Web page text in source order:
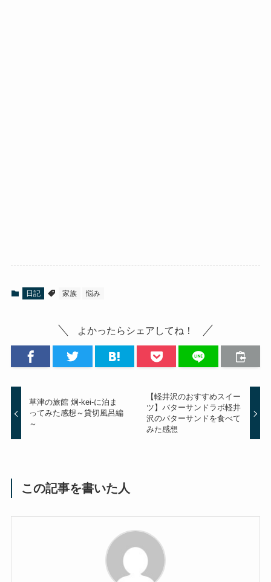
日記 家族 悩み
よかったらシェアしてね！
草津の旅館 炯-kei-に泊ま
ってみた感想～貸切風呂編
～
【軽井沢のおすすめスイー
ツ】バターサンドラボ軽井
沢のバターサンドを食べて
みた感想
この記事を書いた人